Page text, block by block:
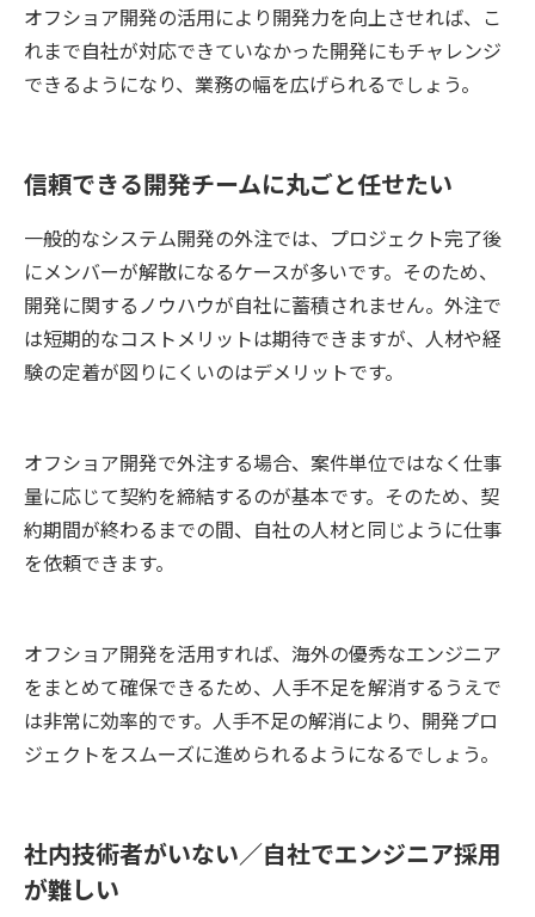
オフショア開発の活用により開発力を向上させれば、こ
れまで自社が対応できていなかった開発にもチャレンジ
できるようになり、業務の幅を広げられるでしょう。
信頼できる開発チームに丸ごと任せたい
一般的なシステム開発の外注では、プロジェクト完了後
にメンバーが解散になるケースが多いです。そのため、
開発に関するノウハウが自社に蓄積されません。外注で
は短期的なコストメリットは期待できますが、人材や経
験の定着が図りにくいのはデメリットです。
オフショア開発で外注する場合、案件単位ではなく仕事
量に応じて契約を締結するのが基本です。そのため、契
約期間が終わるまでの間、自社の人材と同じように仕事
を依頼できます。
オフショア開発を活用すれば、海外の優秀なエンジニア
をまとめて確保できるため、人手不足を解消するうえで
は非常に効率的です。人手不足の解消により、開発プロ
ジェクトをスムーズに進められるようになるでしょう。
社内技術者がいない／自社でエンジニア採用
が難しい